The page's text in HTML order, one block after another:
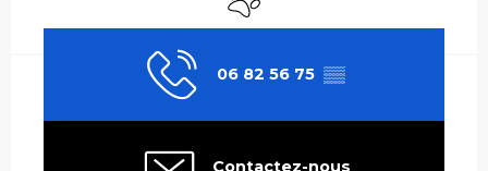
06 82 56 75 ▒▒
Contactez-nous